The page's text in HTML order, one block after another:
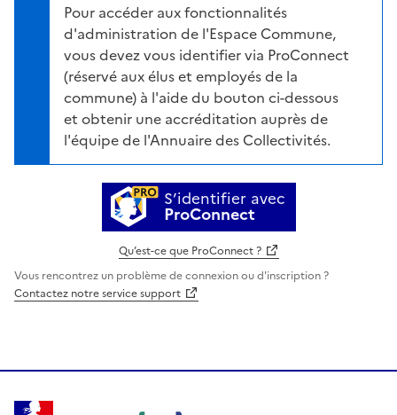
Pour accéder aux fonctionnalités
d'administration de l'Espace Commune,
vous devez vous identifier via ProConnect
(réservé aux élus et employés de la
commune) à l'aide du bouton ci-dessous
et obtenir une accréditation auprès de
l'équipe de l'Annuaire des Collectivités.
S’identifier avec
ProConnect
Qu’est-ce que ProConnect ?
Vous rencontrez un problème de connexion ou d'inscription ?
Contactez notre service support